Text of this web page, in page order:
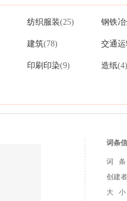
纺织服装(25) 钢铁冶
建筑(78) 交通
印刷印染(9) 造纸(4)
词条
词 条
创建
大 小